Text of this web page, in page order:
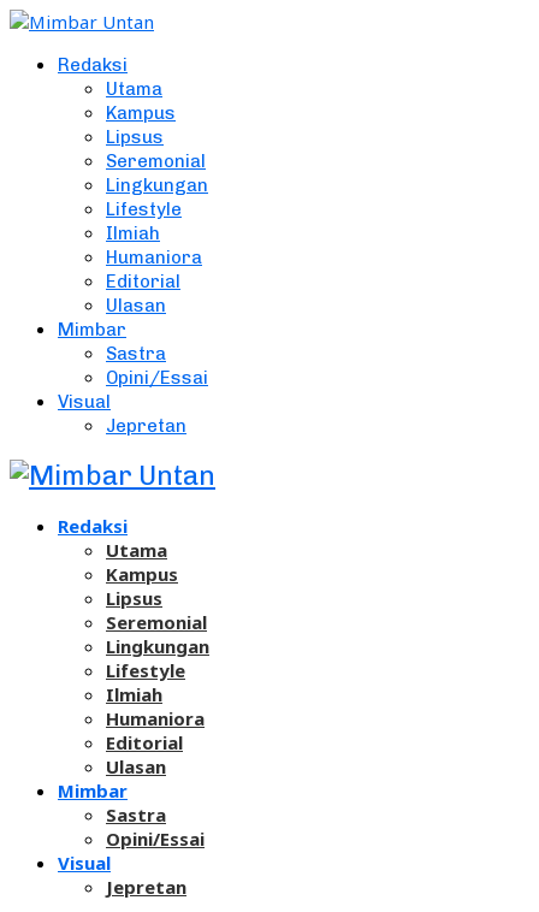
Redaksi
Utama
Kampus
Lipsus
Seremonial
Lingkungan
Lifestyle
Ilmiah
Humaniora
Editorial
Ulasan
Mimbar
Sastra
Opini/Essai
Visual
Jepretan
Redaksi
Utama
Kampus
Lipsus
Seremonial
Lingkungan
Lifestyle
Ilmiah
Humaniora
Editorial
Ulasan
Mimbar
Sastra
Opini/Essai
Visual
Jepretan